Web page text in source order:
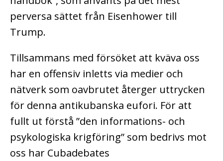
perversa sättet från Eisenhower till
Trump.
Tillsammans med försöket att kväva oss
har en offensiv inletts via medier och
nätverk som oavbrutet återger uttrycken
för denna antikubanska eufori. För att
fullt ut förstå ”den informations- och
psykologiska krigföring” som bedrivs mot
oss har Cubadebates